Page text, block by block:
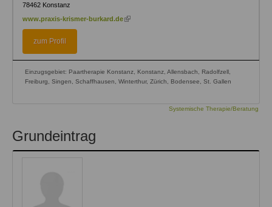
78462 Konstanz
www.praxis-krismer-burkard.de (link
zum Profil
Einzugsgebiet: Paartherapie Konstanz, Konstanz, Allensbach, Radolfzell,
Freiburg, Singen, Schaffhausen, Winterthur, Zürich, Bodensee, St. Gallen
Systemische Therapie/Beratung
Grundeintrag